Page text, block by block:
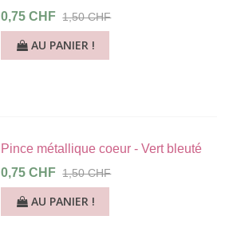
0,75 CHF 1,50 CHF
AU PANIER !
Pince métallique coeur - Vert bleuté
0,75 CHF 1,50 CHF
AU PANIER !